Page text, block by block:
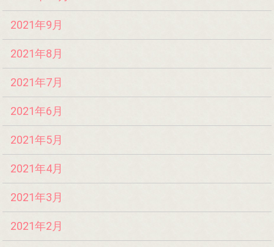
2021年9月
2021年8月
2021年7月
2021年6月
2021年5月
2021年4月
2021年3月
2021年2月